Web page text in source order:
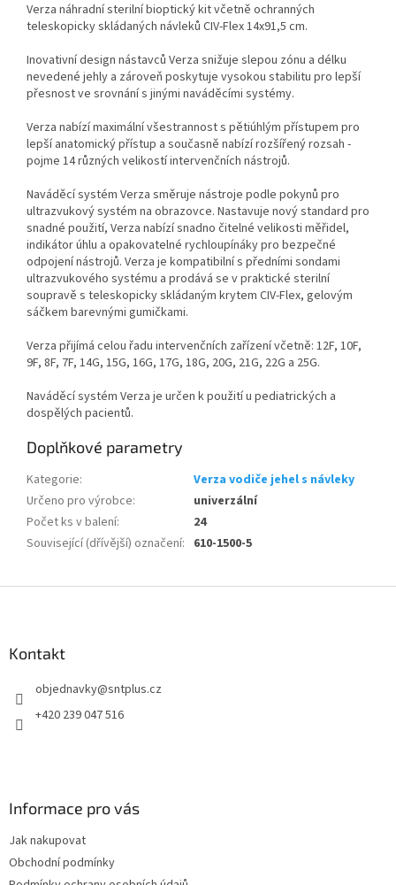
Verza náhradní sterilní bioptický kit včetně ochranných
teleskopicky skládaných návleků CIV-Flex 14x91,5 cm.
Inovativní design nástavců Verza snižuje slepou zónu a délku
nevedené jehly a zároveň poskytuje vysokou stabilitu pro lepší
přesnost ve srovnání s jinými naváděcími systémy.
Verza nabízí maximální všestrannost s pětiúhlým přístupem pro
lepší anatomický přístup a současně nabízí rozšířený rozsah -
pojme 14 různých velikostí intervenčních nástrojů.
Naváděcí systém Verza směruje nástroje podle pokynů pro
ultrazvukový systém na obrazovce. Nastavuje nový standard pro
snadné použití, Verza nabízí snadno čitelné velikosti měřidel,
indikátor úhlu a opakovatelné rychloupínáky pro bezpečné
odpojení nástrojů. Verza je kompatibilní s předními sondami
ultrazvukového systému a prodává se v praktické sterilní
soupravě s teleskopicky skládaným krytem CIV-Flex, gelovým
sáčkem barevnými gumičkami.
Verza přijímá celou řadu intervenčních zařízení včetně: 12F, 10F,
9F, 8F, 7F, 14G, 15G, 16G, 17G, 18G, 20G, 21G, 22G a 25G.
Naváděcí systém Verza je určen k použití u pediatrických a
dospělých pacientů.
Doplňkové parametry
Kategorie:
Verza vodiče jehel s návleky
Určeno pro výrobce:
univerzální
Počet ks v balení:
24
Související (dřívější) označení: 610-1500-5
Kontakt
objednavky@sntplus.cz
+420 239 047 516
Informace pro vás
Jak nakupovat
Obchodní podmínky